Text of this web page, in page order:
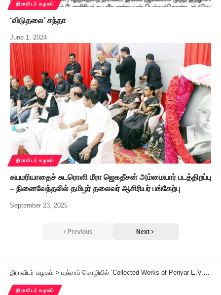
திராவிடர் கழகம்
‘விடுதலை’ சந்தா
June 1, 2024
திராவிடர் கழகம்
சுயமரியாதைச் சுடரொளி மீரா ஜெகதீசன் அம்மையார் படத்திறப்பு
– நினைவேந்தலில் தமிழர் தலைவர் ஆசிரியர் பங்கேற்பு
September 23, 2025
Previous Next
திராவிடர் கழகம் > பஞ்சாப் மொழியில் ‘Collected Works of Periyar E.V.R.’ நூல் மொழி பெயர்ப்பு – வெளியீட்டு விழா!
திராவிடர் கழகம்